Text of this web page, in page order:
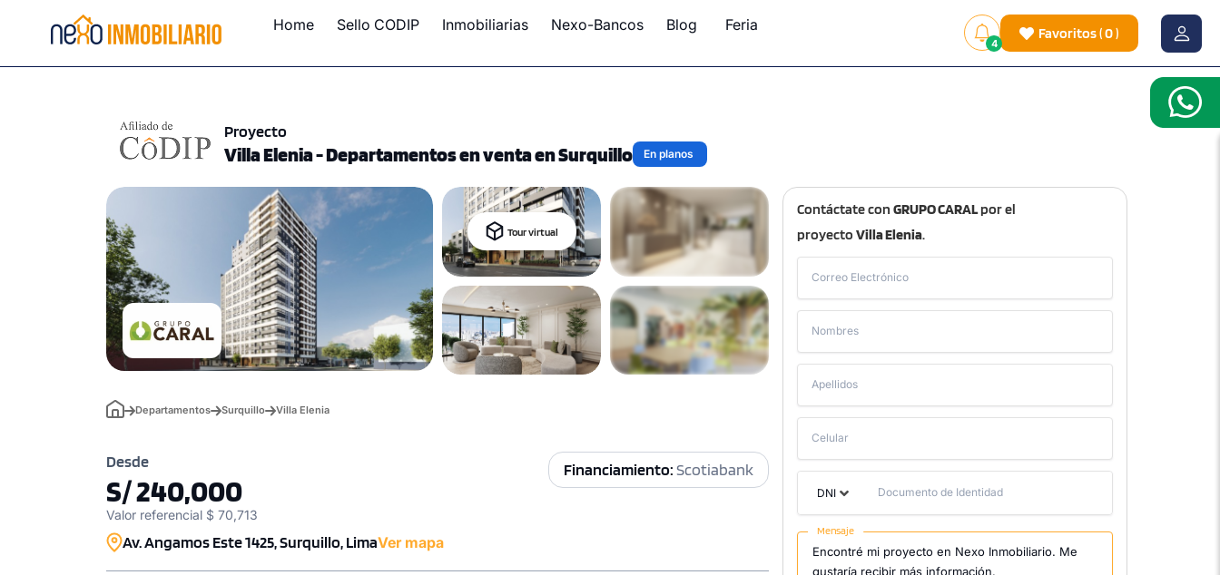
Home Sello CODIP Inmobiliarias Nexo-Bancos Blog Feria
4
Favoritos(0)
Proyecto
Villa Elenia - Departamentos en venta en Surquillo En planos
Contáctate con GRUPO CARALpor el
proyecto Villa Elenia.
Correo Electrónico
Nombres
Apellidos
Celular
DNI Documento de Identidad
Mensaje
Tour virtual
Departamentos Surquillo Villa Elenia
Financiamiento:Scotiabank
Desde
S/ 240,000
Valor referencial $ 70,713
Av. Angamos Este 1425, Surquillo, LimaVer mapa